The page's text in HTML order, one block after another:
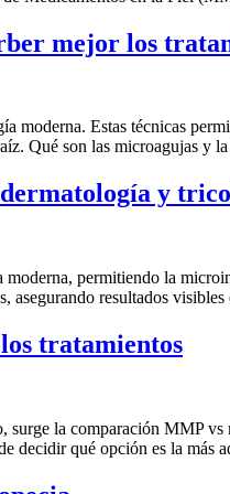
mejor los
moderna. Estas técnicas
Qué son las microagujas y
y
permitiendo la
asegurando resultados
tratamientos
la comparación MMP
decidir qué opción es la